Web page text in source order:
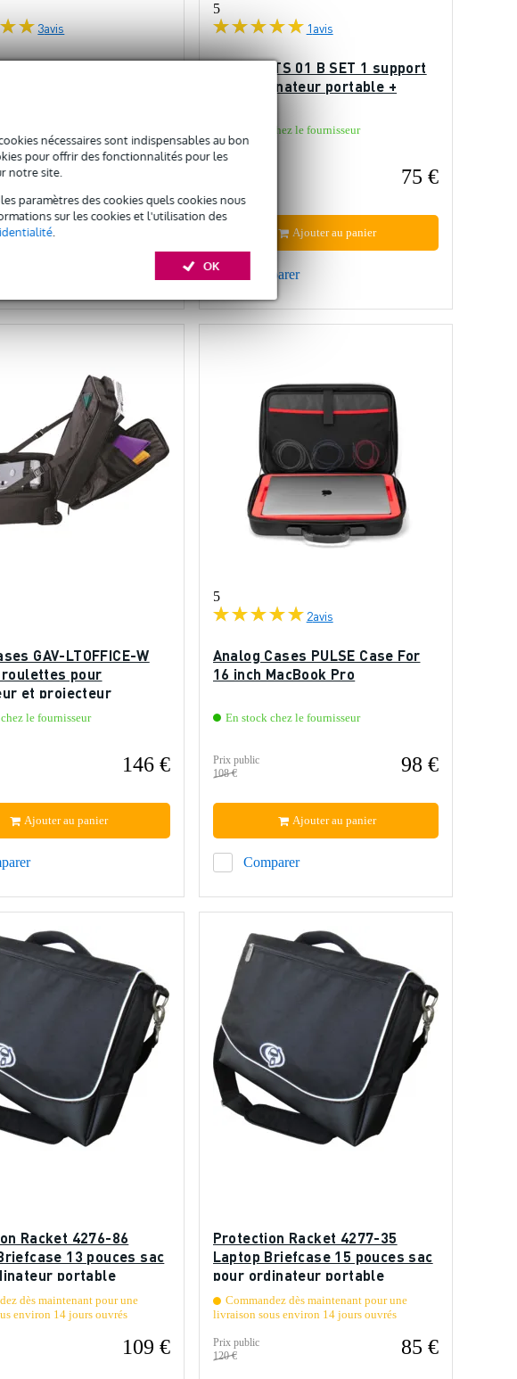
nécessaires sont indispensables au bon
pour offrir des fonctionnalités pour les
notre site.
paramètres des cookies quels cookies nous
sur les cookies et l'utilisation des
.
OK
3avis
Ajouter au panier
5
1avis
Gravity LTS 01 B SET 1 support
pour ordinateur portable +
En stock chez le fournisseur
75 €
Comparer
Ajouter au panier
GAV-LTOFFICE-W
pour
et projecteur
le fournisseur
146 €
Ajouter au panier
5
2avis
Analog Cases PULSE Case For
16 inch MacBook Pro
En stock chez le fournisseur
Prix public
108 €
98 €
Comparer
Ajouter au panier
Racket 4276-86
13 pouces sac
portable
dès maintenant pour une
environ 14 jours ouvrés
109 €
Protection Racket 4277-35
Laptop Briefcase 15 pouces sac
pour ordinateur portable
Commandez dès maintenant pour une
livraison sous environ 14 jours ouvrés
Prix public
120 €
85 €